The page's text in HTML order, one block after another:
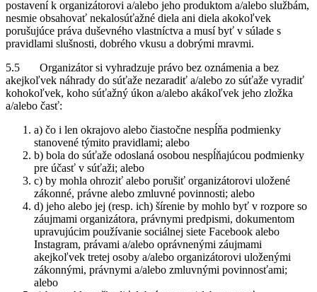
postavení k organizátorovi a/alebo jeho produktom a/alebo službám,
nesmie obsahovať nekalosúťažné diela ani diela akokoľvek
porušujúce práva duševného vlastníctva a musí byť v súlade s
pravidlami slušnosti, dobrého vkusu a dobrými mravmi.
5.5 Organizátor si vyhradzuje právo bez oznámenia a bez
akejkoľvek náhrady do súťaže nezaradiť a/alebo zo súťaže vyradiť
kohokoľvek, koho súťažný úkon a/alebo akákoľvek jeho zložka
a/alebo časť:
a) čo i len okrajovo alebo čiastočne nespĺňa podmienky
stanovené týmito pravidlami; alebo
b) bola do súťaže odoslaná osobou nespĺňajúcou podmienky
pre účasť v súťaži; alebo
c) by mohla ohroziť alebo porušiť organizátorovi uložené
zákonné, právne alebo zmluvné povinnosti; alebo
d) jeho alebo jej (resp. ich) šírenie by mohlo byť v rozpore so
záujmami organizátora, právnymi predpismi, dokumentom
upravujúcim používanie sociálnej siete Facebook alebo
Instagram, právami a/alebo oprávnenými záujmami
akejkoľvek tretej osoby a/alebo organizátorovi uloženými
zákonnými, právnymi a/alebo zmluvnými povinnosťami;
alebo